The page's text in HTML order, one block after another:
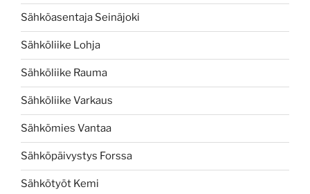
Sähköasentaja Seinäjoki
Sähköliike Lohja
Sähköliike Rauma
Sähköliike Varkaus
Sähkömies Vantaa
Sähköpäivystys Forssa
Sähkötyöt Kemi